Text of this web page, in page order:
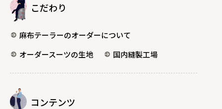
こだわり
麻布テーラーのオーダーについて
オーダースーツの生地
国内縫製工場
コンテンツ